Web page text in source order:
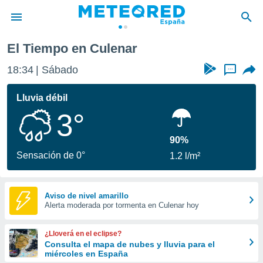
de
por
se
calidad.
a este
las
y
forma
digital
basada
El Tiempo en Culenar
18:34 Sábado ...
Lluvia débil
3°
Sensación de 0°
90%
1.2 l/m²
Aviso de nivel amarillo
Alerta moderada por tormenta en Culenar hoy
¿Lloverá en el eclipse?
Consulta el mapa de nubes y lluvia para el
miércoles en España